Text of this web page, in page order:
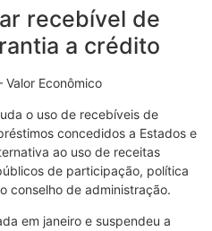
recebível de
a crédito
Valor Econômico
o uso de recebíveis de
concedidos a Estados e
ao uso de receitas
de participação, política
conselho de administração.
em janeiro e suspendeu a